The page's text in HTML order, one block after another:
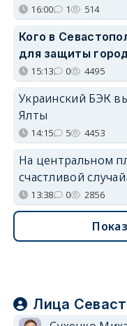
16:00 1 514
Кого в
для защиты
15:13 0 4495
Украинский БЭК
Ялты
14:15 5 4453
На центральном
счастливой
13:38 0 2856
Лица